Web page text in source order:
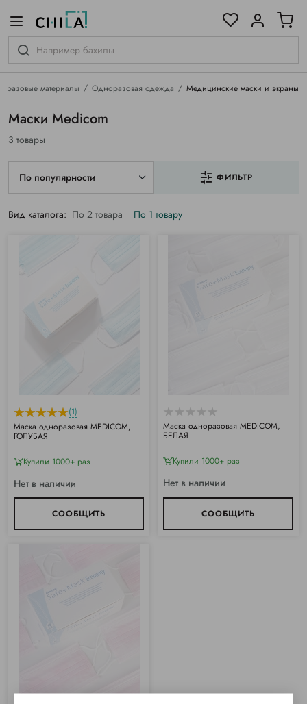
материалы Одноразовая одежда Медицинские маски и экраны
Маски Medicom
3 товары
По популярности ФИЛЬТР
Вид каталога: По 2 товара По 1 товару
(1)
Маска одноразовая MEDICOM,
ГОЛУБАЯ
Купили 1000+ раз
Нет в наличии
СООБЩИТЬ
Маска одноразовая MEDICOM,
БЕЛАЯ
Купили 1000+ раз
Нет в наличии
СООБЩИТЬ
гамме